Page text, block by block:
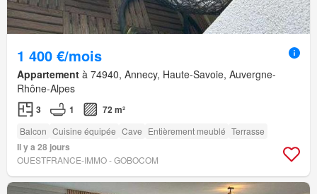
1 400 €/mois
Appartement à 74940, Annecy, Haute-Savoie, Auvergne-
Rhône-Alpes
3 1 72 m²
Balcon Cuisine équipée Cave Entièrement meublé Terrasse
Il y a 28 jours
OUESTFRANCE-IMMO - GOBOCOM